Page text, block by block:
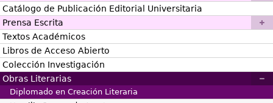
Catálogo de Publicación Editorial Universitaria
Prensa Escrita
Textos Académicos
Libros de Acceso Abierto
Colección Investigación
Obras Literarias
Diplomado en Creación Literaria